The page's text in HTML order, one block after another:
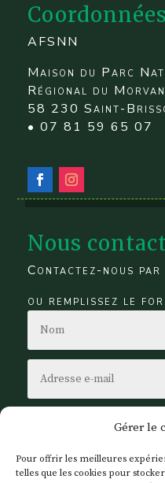
Gérer le
Pour offrir les meilleures
telles que les cookies pour
Coordonnées
AFSNN
Maison du Parc
Régional du Morvan
58 230 Saint-
• 07 81 59 65 07
Nous
Contactez-nous par
ou remplissez le